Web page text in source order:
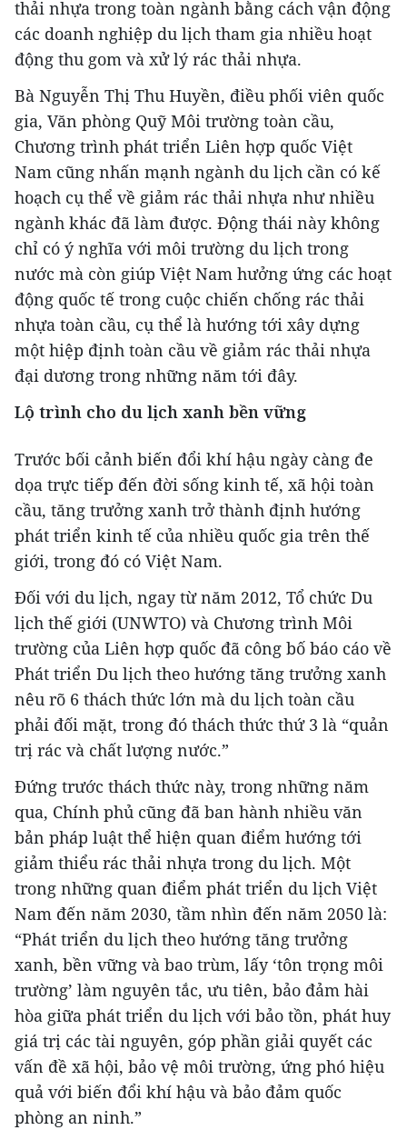
thải nhựa trong toàn ngành bằng cách vận động
các doanh nghiệp du lịch tham gia nhiều hoạt
động thu gom và xử lý rác thải nhựa.
Bà Nguyễn Thị Thu Huyền, điều phối viên quốc
gia, Văn phòng Quỹ Môi trường toàn cầu,
Chương trình phát triển Liên hợp quốc Việt
Nam cũng nhấn mạnh ngành du lịch cần có kế
hoạch cụ thể về giảm rác thải nhựa như nhiều
ngành khác đã làm được. Động thái này không
chỉ có ý nghĩa với môi trường du lịch trong
nước mà còn giúp Việt Nam hưởng ứng các hoạt
động quốc tế trong cuộc chiến chống rác thải
nhựa toàn cầu, cụ thể là hướng tới xây dựng
một hiệp định toàn cầu về giảm rác thải nhựa
đại dương trong những năm tới đây.
Lộ trình cho du lịch xanh bền vững
Trước bối cảnh biến đổi khí hậu ngày càng đe
dọa trực tiếp đến đời sống kinh tế, xã hội toàn
cầu, tăng trưởng xanh trở thành định hướng
phát triển kinh tế của nhiều quốc gia trên thế
giới, trong đó có Việt Nam.
Đối với du lịch, ngay từ năm 2012, Tổ chức Du
lịch thế giới (UNWTO) và Chương trình Môi
trường của Liên hợp quốc đã công bố báo cáo về
Phát triển Du lịch theo hướng tăng trưởng xanh
nêu rõ 6 thách thức lớn mà du lịch toàn cầu
phải đối mặt, trong đó thách thức thứ 3 là “quản
trị rác và chất lượng nước.”
Đứng trước thách thức này, trong những năm
qua, Chính phủ cũng đã ban hành nhiều văn
bản pháp luật thể hiện quan điểm hướng tới
giảm thiểu rác thải nhựa trong du lịch. Một
trong những quan điểm phát triển du lịch Việt
Nam đến năm 2030, tầm nhìn đến năm 2050 là:
“Phát triển du lịch theo hướng tăng trưởng
xanh, bền vững và bao trùm, lấy ‘tôn trọng môi
trường’ làm nguyên tắc, ưu tiên, bảo đảm hài
hòa giữa phát triển du lịch với bảo tồn, phát huy
giá trị các tài nguyên, góp phần giải quyết các
vấn đề xã hội, bảo vệ môi trường, ứng phó hiệu
quả với biến đổi khí hậu và bảo đảm quốc
phòng an ninh.”
vietnamplus.vn
án giao thông trọng điểm Nam Thủ đô
JG Wentworth
Read Page 2 Before Paying
Đội K93 quy tập được 11 bộ hài cốt liệt sỹ trên
địa bàn An Giang